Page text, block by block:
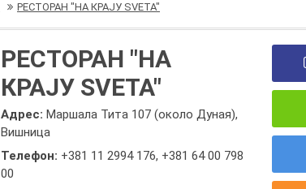
РЕСТОРАН "НА КРАЈУ SVETA"
РЕСТОРАН "НА
КРАЈУ SVETA"
Адрес:Маршала Тита 107 (около Дуная),
Вишница
Телефон: +381 11 2994 176, +381 64 00 798
00